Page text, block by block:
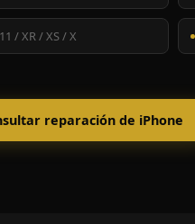
/ XR / XS / X
reparación de iPhone